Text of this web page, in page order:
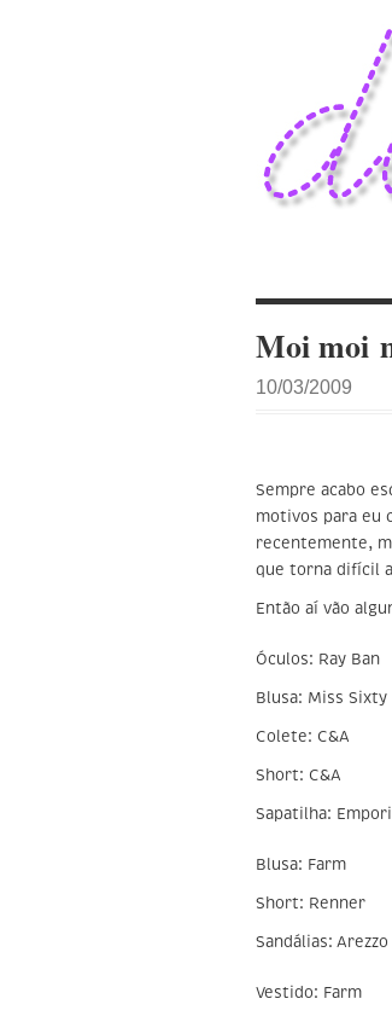
Moi moi
10/03/2009
Sempre acabo
motivos para eu
recentemente,
que torna difícil
Então aí vão
Óculos: Ray Ban
Blusa: Miss Sixty
Colete: C&A
Short: C&A
Sapatilha:
Blusa: Farm
Short: Renner
Sandálias: Arezzo
Vestido: Farm